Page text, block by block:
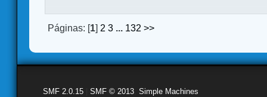
Páginas: [1] 2 3 ... 132 >>
SMF 2.0.15 SMF © 2013 Simple Machines